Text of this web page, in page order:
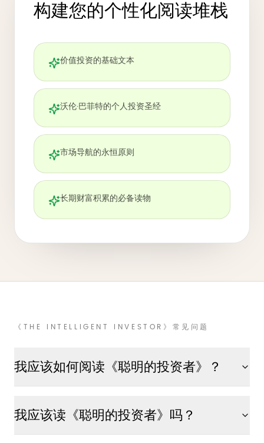
构建您的个性化阅读堆栈
价值投资的基础文本
沃伦·巴菲特的个人投资圣经
市场导航的永恒原则
长期财富积累的必备读物
《THE INTELLIGENT INVESTOR》常见问题
我应该如何阅读《聪明的投资者》？
我应该读《聪明的投资者》吗？